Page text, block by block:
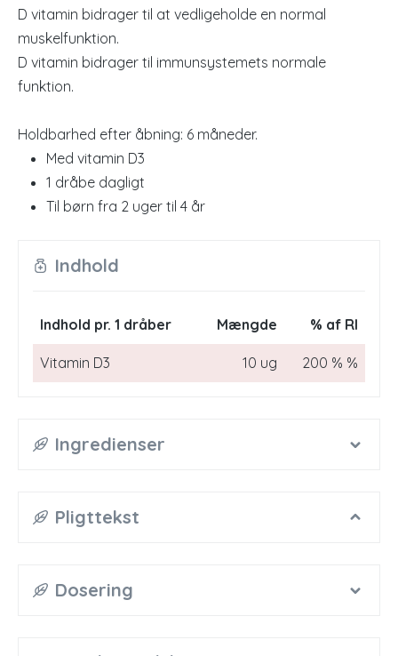
D vitamin bidrager til at vedligeholde en normal
muskelfunktion.
D vitamin bidrager til immunsystemets normale
funktion.
Holdbarhed efter åbning: 6 måneder.
Med vitamin D3
1 dråbe dagligt
Til børn fra 2 uger til 4 år
Indhold
Indhold pr. 1 dråber Mængde % af RI
Vitamin D3 10 ug 200 % %
Ingredienser
Pligttekst
Dosering